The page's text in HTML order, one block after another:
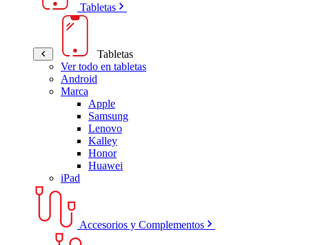
Tabletas
Tabletas
Ver todo en tabletas
Android
Marca
Apple
Samsung
Lenovo
Kalley
Honor
Huawei
iPad
Accesorios y Complementos